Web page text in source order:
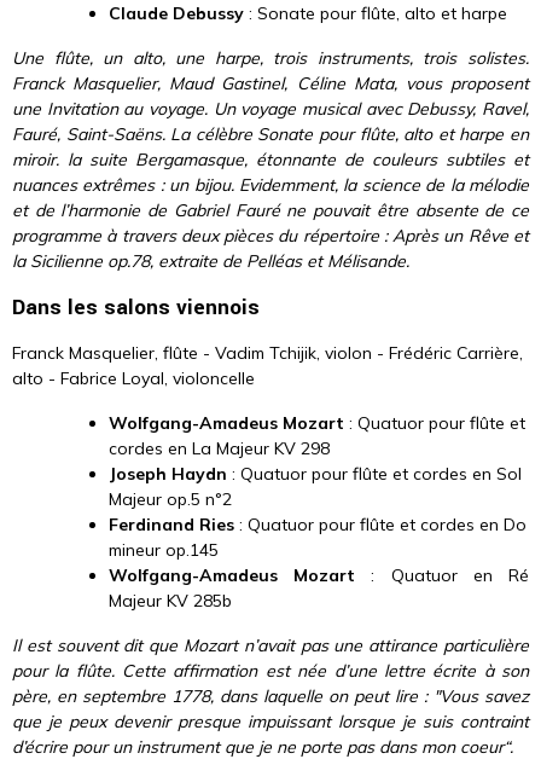
Claude Debussy : Sonate pour flûte, alto et harpe
Une flûte, un alto, une harpe, trois instruments, trois solistes.
Franck Masquelier, Maud Gastinel, Céline Mata, vous proposent
une Invitation au voyage. Un voyage musical avec Debussy, Ravel,
Fauré, Saint-Saëns. La célèbre Sonate pour flûte, alto et harpe en
miroir. la suite Bergamasque, étonnante de couleurs subtiles et
nuances extrêmes : un bijou. Evidemment, la science de la mélodie
et de l’harmonie de Gabriel Fauré ne pouvait être absente de ce
programme à travers deux pièces du répertoire : Après un Rêve et
la Sicilienne op.78, extraite de Pelléas et Mélisande.
Dans les salons viennois
Franck Masquelier, flûte - Vadim Tchijik, violon - Frédéric Carrière,
alto - Fabrice Loyal, violoncelle
Wolfgang-Amadeus Mozart : Quatuor pour flûte et
cordes en La Majeur KV 298
Joseph Haydn : Quatuor pour flûte et cordes en Sol
Majeur op.5 n°2
Ferdinand Ries : Quatuor pour flûte et cordes en Do
mineur op.145
Wolfgang-Amadeus Mozart : Quatuor en Ré
Majeur KV 285b
Il est souvent dit que Mozart n’avait pas une attirance particulière
pour la flûte. Cette affirmation est née d’une lettre écrite à son
père, en septembre 1778, dans laquelle on peut lire : "Vous savez
que je peux devenir presque impuissant lorsque je suis contraint
d’écrire pour un instrument que je ne porte pas dans mon coeur“.